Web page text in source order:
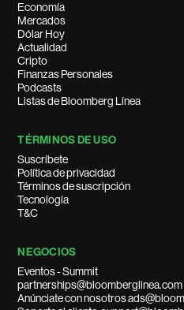
Economía
Mercados
Dólar Hoy
Actualidad
Cripto
Finanzas Personales
Podcasts
Listas de Bloomberg Línea
TÉRMINOS DE USO
Suscríbete
Política de privacidad
Términos de suscripción
Tecnología
T&C
NEGOCIOS
Eventos - Summit
partnerships@bloomberglinea.com
Anúnciate con nosotros